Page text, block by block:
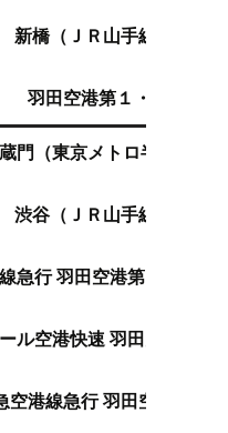
新橋（ＪＲ山手線 品川,渋
羽田空港第１・第２ター
門（東京メトロ半蔵門線
渋谷（ＪＲ山手線 品川,東
急行 羽田空港第１・第２
ル空港快速 羽田空港第２
空港線急行 羽田空港第１